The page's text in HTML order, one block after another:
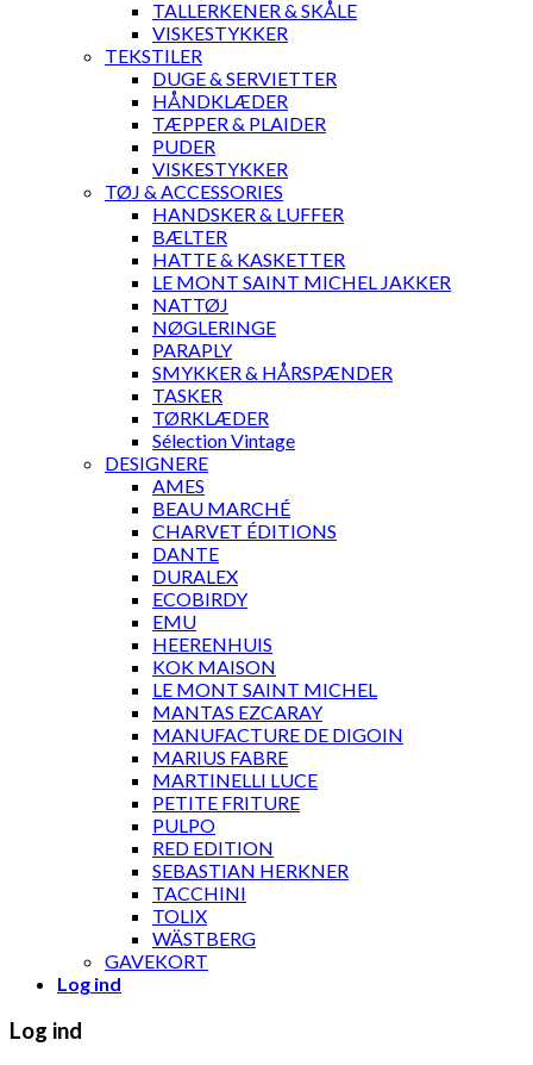
TALLERKENER & SKÅLE
VISKESTYKKER
TEKSTILER
DUGE & SERVIETTER
HÅNDKLÆDER
TÆPPER & PLAIDER
PUDER
VISKESTYKKER
TØJ & ACCESSORIES
HANDSKER & LUFFER
BÆLTER
HATTE & KASKETTER
LE MONT SAINT MICHEL JAKKER
NATTØJ
NØGLERINGE
PARAPLY
SMYKKER & HÅRSPÆNDER
TASKER
TØRKLÆDER
Sélection Vintage
DESIGNERE
AMES
BEAU MARCHÉ
CHARVET ÉDITIONS
DANTE
DURALEX
ECOBIRDY
EMU
HEERENHUIS
KOK MAISON
LE MONT SAINT MICHEL
MANTAS EZCARAY
MANUFACTURE DE DIGOIN
MARIUS FABRE
MARTINELLI LUCE
PETITE FRITURE
PULPO
RED EDITION
SEBASTIAN HERKNER
TACCHINI
TOLIX
WÄSTBERG
GAVEKORT
Log ind
Log ind